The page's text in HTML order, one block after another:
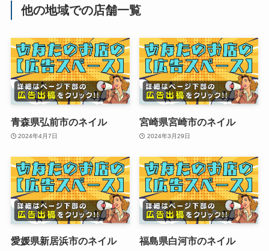
他の地域での店舗一覧
青森県弘前市のネイル
2024年4月7日
宮崎県宮崎市のネイル
2024年3月29日
愛媛県新居浜市のネイル 福島県白河市のネイル